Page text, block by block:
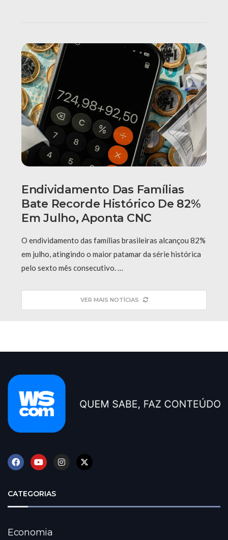
Endividamento Das Famílias
Bate Recorde Histórico De 82%
Em Julho, Aponta CNC
O endividamento das famílias brasileiras alcançou 82%
em julho, atingindo o maior patamar da série histórica
pelo sexto mês consecutivo. …
VER MAIS NOTÍCIAS
CATEGORIAS
Economia